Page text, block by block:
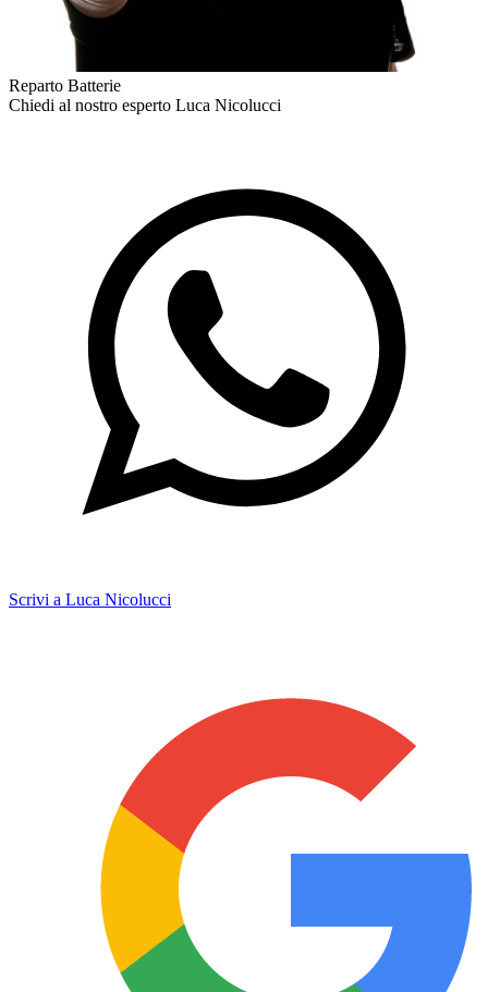
Reparto Batterie
Chiedi al nostro esperto Luca Nicolucci
Scrivi a Luca Nicolucci